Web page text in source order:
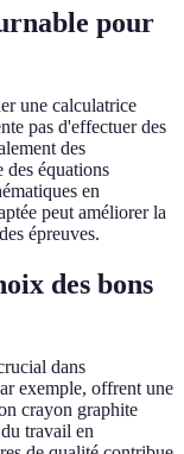
pour
une calculatrice
pas d'effectuer des
des
des équations
en
peut améliorer la
épreuves.
des bons
dans
exemple, offrent une
crayon graphite
travail en